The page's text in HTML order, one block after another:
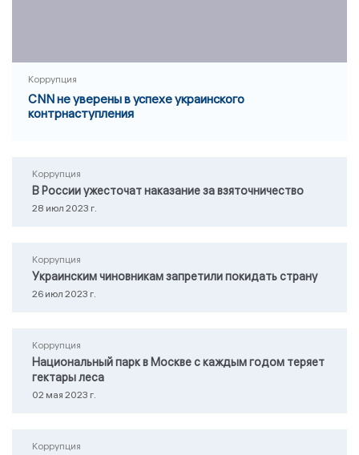
Коррупция
CNN не уверены в успехе украинского
контрнаступления
Коррупция
В России ужесточат наказание за взяточничество
28 июл 2023 г.
Коррупция
Украинским чиновникам запретили покидать страну
26 июл 2023 г.
Коррупция
Национальный парк в Москве с каждым годом теряет
гектары леса
02 мая 2023 г.
Коррупция